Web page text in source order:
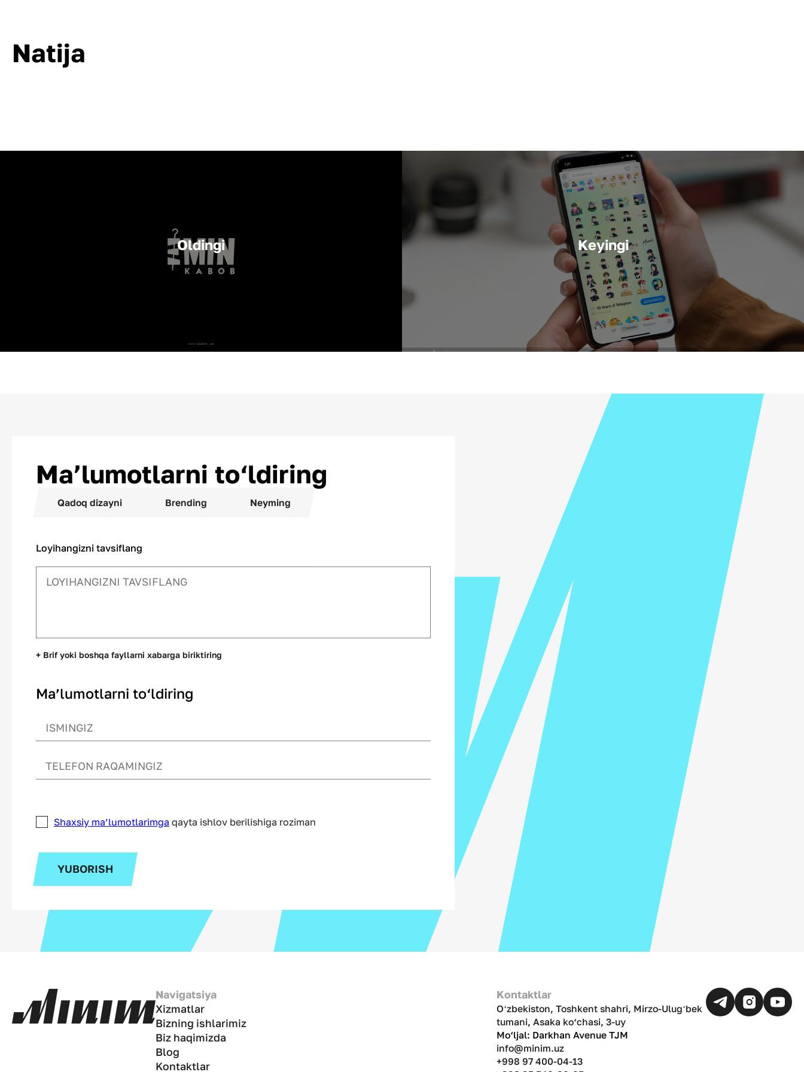
Natija
Oldingi Keyingi
Ma’lumotlarni to‘ldiring
Qadoq dizayni Brending Neyming
Loyihangizni tavsiflang
+ Brif yoki boshqa fayllarni xabarga biriktiring
Ma’lumotlarni to‘ldiring
Shaxsiy ma’lumotlarimga qayta ishlov berilishiga roziman
YUBORISH
Navigatsiya
Xizmatlar
Bizning ishlarimiz
Biz haqimizda
Blog
Kontaktlar
Kontaktlar
Oʻzbekiston, Toshkent shahri, Mirzo-Ulugʻbek
tumani, Asaka ko‘chasi, 3-uy
Mo‘ljal: Darkhan Avenue TJM
info@minim.uz
+998 97 400-04-13